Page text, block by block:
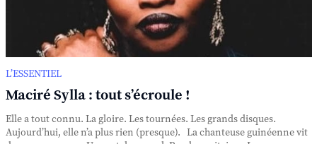
L’ESSENTIEL
Maciré Sylla : tout s’écroule !
Elle a tout connu. La gloire. Les tournées. Les grands disques.
Aujourd’hui, elle n’a plus rien (presque). La chanteuse guinéenne vit